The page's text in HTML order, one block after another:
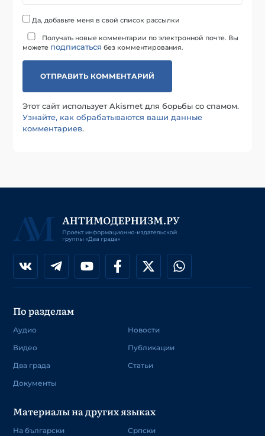
Да, добавьте меня в свой список рассылки
Получать новые комментарии по электронной почте. Вы
можете подписаться без комментирования.
Этот сайт использует Akismet для борьбы со спамом.
Узнайте, как обрабатываются ваши данные
комментариев.
По разделам
Аудио
Видео
Два града
Документы
Новости
Публикации
Статьи
Материалы на других языках
На български
Српски